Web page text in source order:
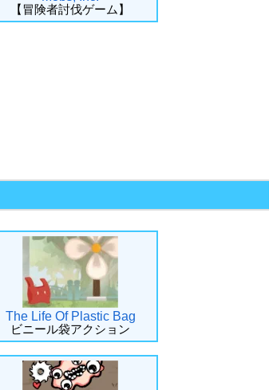
【冒険者討伐ゲーム】
The Life Of Plastic Bag
ビニール袋アクション